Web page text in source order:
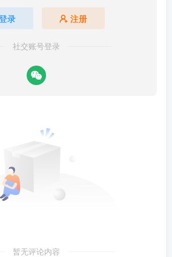
录 注册
社交账号登录
暂无评论内容